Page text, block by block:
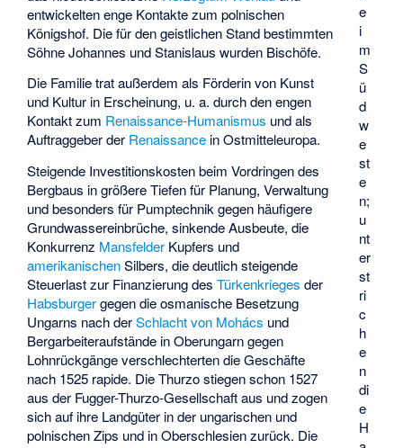
e
i
m
S
ü
d
w
e
st
e
n;
u
nt
er
st
ri
c
h
e
n
di
e
H
entwickelten enge Kontakte zum polnischen
Königshof. Die für den geistlichen Stand bestimmten
Söhne Johannes und Stanislaus wurden Bischöfe.
Die Familie trat außerdem als Förderin von Kunst
und Kultur in Erscheinung, u. a. durch den engen
Kontakt zum Renaissance-Humanismus und als
Auftraggeber der Renaissance in Ostmitteleuropa.
Steigende Investitionskosten beim Vordringen des
Bergbaus in größere Tiefen für Planung, Verwaltung
und besonders für Pumptechnik gegen häufigere
Grundwassereinbrüche, sinkende Ausbeute, die
Konkurrenz Mansfelder Kupfers und
amerikanischenSilbers, die deutlich steigende
Steuerlast zur Finanzierung desTürkenkrieges der
Habsburgergegen die osmanische Besetzung
Ungarns nach derSchlacht von Mohács und
Bergarbeiteraufstände in Oberungarn gegen
Lohnrückgänge verschlechterten die Geschäfte
nach 1525 rapide. Die Thurzo stiegen schon 1527
aus der Fugger-Thurzo-Gesellschaft aus und zogen
sich auf ihre Landgüter in der ungarischen und
polnischen Zips und in Oberschlesien zurück. Die